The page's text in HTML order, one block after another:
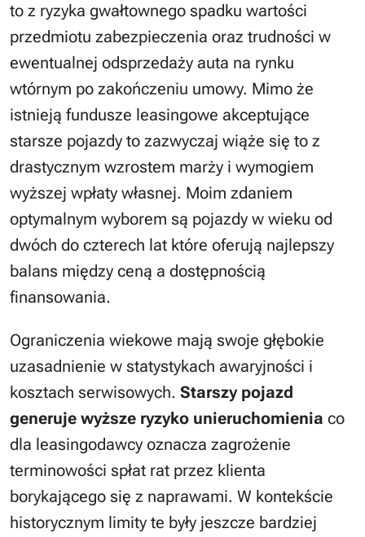
to z ryzyka gwałtownego spadku wartości
przedmiotu zabezpieczenia oraz trudności w
ewentualnej odsprzedaży auta na rynku
wtórnym po zakończeniu umowy. Mimo że
istnieją fundusze leasingowe akceptujące
starsze pojazdy to zazwyczaj wiąże się to z
drastycznym wzrostem marży i wymogiem
wyższej wpłaty własnej. Moim zdaniem
optymalnym wyborem są pojazdy w wieku od
dwóch do czterech lat które oferują najlepszy
balans między ceną a dostępnością
finansowania.
Ograniczenia wiekowe mają swoje głębokie
uzasadnienie w statystykach awaryjności i
kosztach serwisowych. Starszy pojazd
generuje wyższe ryzyko unieruchomienia co
dla leasingodawcy oznacza zagrożenie
terminowości spłat rat przez klienta
borykającego się z naprawami. W kontekście
historycznym limity te były jeszcze bardziej